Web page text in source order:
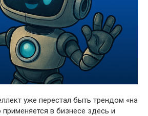
уже перестал быть трендом «на
в бизнесе здесь и